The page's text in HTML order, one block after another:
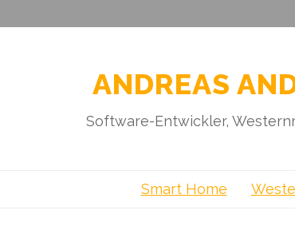
ANDREAS
Software-Entwickler,
Smart Home